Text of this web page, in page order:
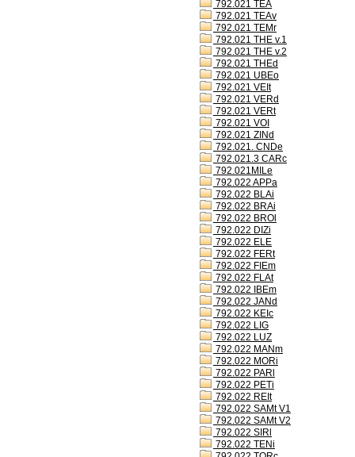
792.021 TEA
792.021 TEAv
792.021 TEMr
792.021 THE v.1
792.021 THE v.2
792.021 THEd
792.021 UBEo
792.021 VEIt
792.021 VERd
792.021 VERt
792.021 VOI
792.021 ZINd
792.021. CNDe
792.021.3 CARc
792.021MILe
792.022 APPa
792.022 BLAi
792.022 BRAi
792.022 BROl
792.022 DIZi
792.022 ELE
792.022 FERt
792.022 FIEm
792.022 FLAt
792.022 IBEm
792.022 JANd
792.022 KEIc
792.022 LIG
792.022 LUZ
792.022 MANm
792.022 MORi
792.022 PARl
792.022 PETi
792.022 REIt
792.022 SAMt V1
792.022 SAMt V2
792.022 SIRl
792.022 TENi